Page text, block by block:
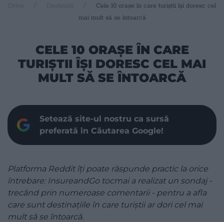
Drive
Cele 10 orașe în care turiștii își doresc cel
mai mult să se întoarcă
CELE 10 ORAȘE ÎN CARE
TURIȘTII ÎȘI DORESC CEL MAI
MULT SĂ SE ÎNTOARCĂ
Setează site-ul nostru ca sursă
preferată în Căutarea Google!
Platforma Reddit îți poate răspunde practic la orice
întrebare: InsureandGo tocmai a realizat un sondaj -
trecând prin numeroase comentarii - pentru a afla
care sunt destinațiile în care turiștii ar dori cel mai
mult să se întoarcă.